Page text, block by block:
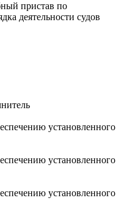
пристав по
деятельности судов
установленного
установленного
установленного